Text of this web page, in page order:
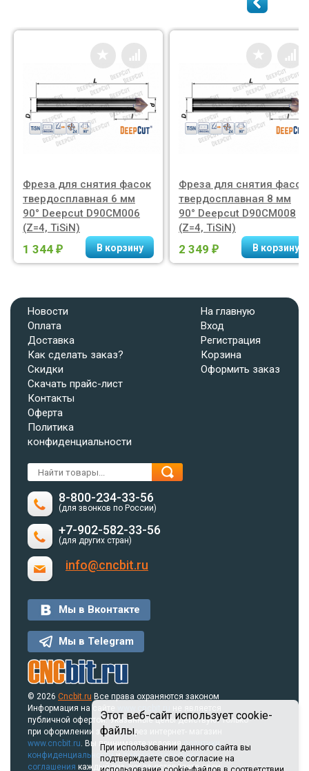
Этот веб-сайт использует cookie-
файлы.
При использовании данного сайта вы
подтверждаете свое согласие на
Фреза для снятия фасок
твердосплавная 6 мм
90° Deepcut D90CM006
(Z=4, TiSiN)
1 344 ₽
Фреза для снятия фасок
твердосплавная 8 мм
90° Deepcut D90CM008
(Z=4, TiSiN)
2 349 ₽
Новости
Оплата
Доставка
Как сделать заказ?
Скидки
Скачать прайс-лист
Контакты
Оферта
Политика
конфиденциальности
На главную
Вход
Регистрация
Корзина
Оформить заказ
8-800-234-33-56
(для звонков по России)
+7-902-582-33-56
(для других стран)
info@cncbit.ru
Мы в Вконтакте
Мы в Telegram
© 2026 Cncbit.ru Все права охраняются законом
Информация на сайте
www.cncbit.ru
публичной офертой. Указанные цены действуют только
при оформлении заказа через интернет- магазин
www.cncbit.ru. Вы принимаете условияполитики
конфиденциальностиипользовательского
соглашения каждый раз, когда оставляете свои